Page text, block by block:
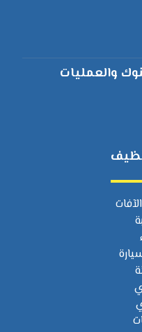
والعمليات